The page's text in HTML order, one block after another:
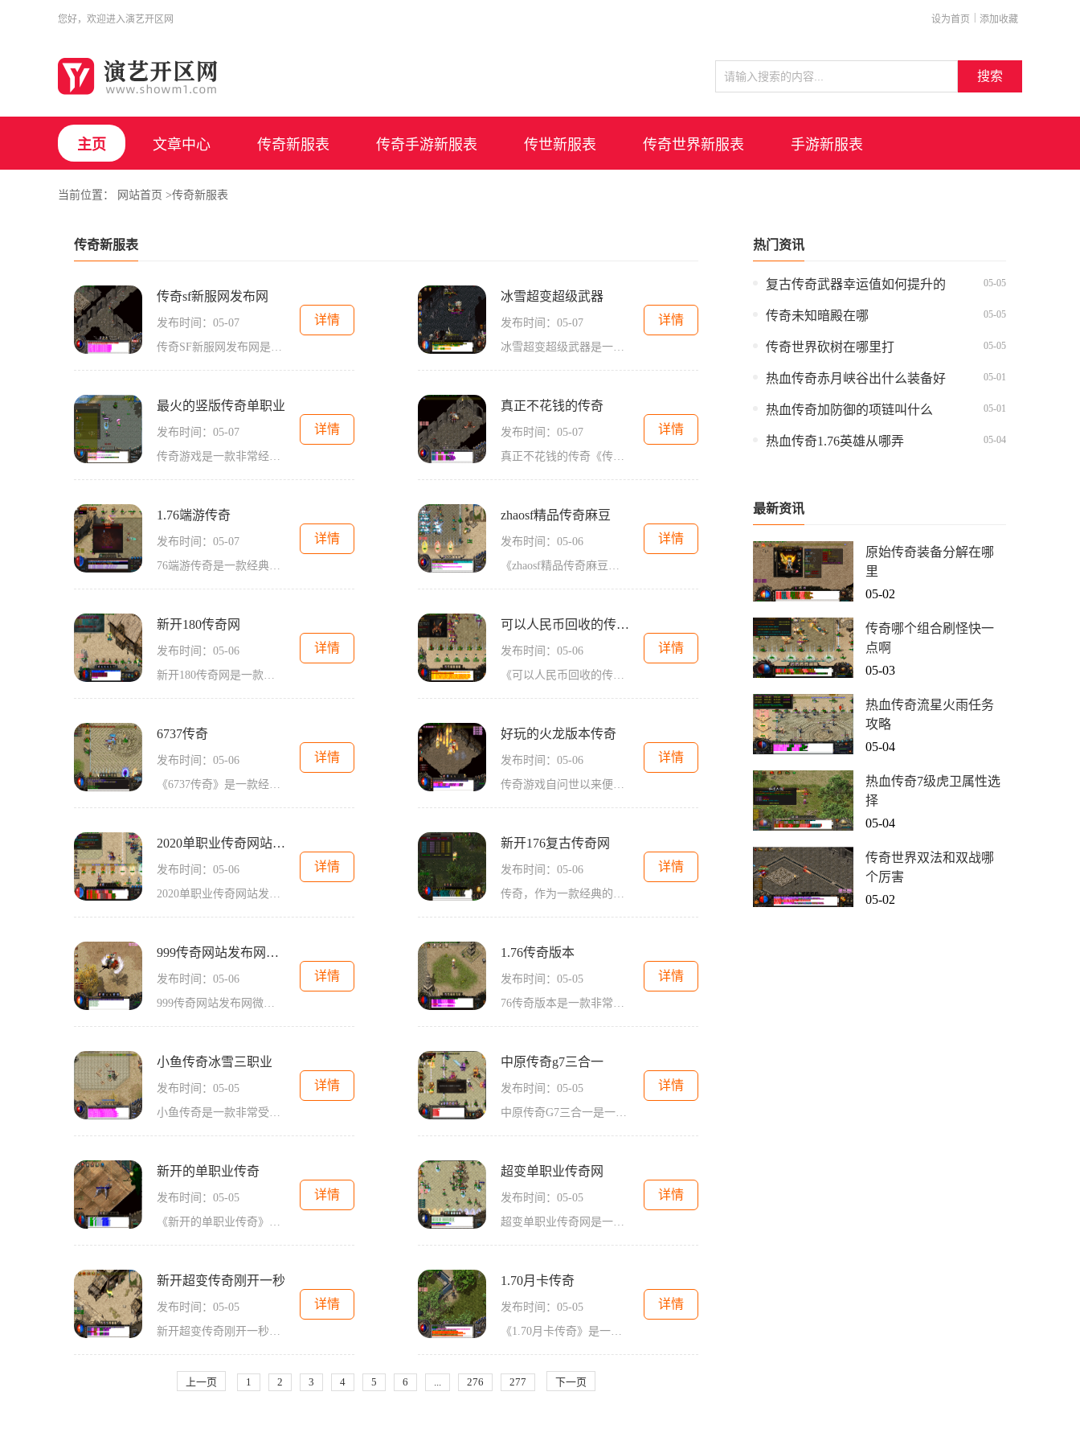
您好，欢迎进入演艺开区网 设为首页 添加收藏
搜索
主页 文章中心 传奇新服表 传奇手游新服表 传世新服表 传奇世界新服表 手游新服表
当前位置： 网站首页 >传奇新服表
传奇新服表
传奇sf新服网发布网
发布时间：05-07
传奇SF新服网发布网是国内知名的游戏新服发布平台，为广大传奇玩家提供了一个最新、最全、最准确的新服信息源。作为传奇玩家们追逐新服的首选平台，传奇SF新服网发布网凭借其专业性、权威性和强大的数据库，成为了众多传奇玩家获取最新游戏资讯的重要渠道。作为一个传奇SF新服网发布网的玩家，我们首先需要了解传奇游戏的具体玩法。传奇是一款以世界争霸为核心的角色扮演游戏，玩家可以选择不同职业进行角色扮演，如战士、法师、道士等。每个职业都有独特的技能和特点，玩家可以根据自己的喜好选择适合自己的职...
详情
冰雪超变超级武器
发布时间：05-07
冰雪超变超级武器是一款传奇游戏中的特殊武器，它扮演着重要的角色。作为一款2D游戏，传奇以其独特的画面风格和丰富的玩法吸引了众多的玩家。它是一款以角色扮演为核心的游戏，玩家可以选择不同的职业，并通过完成任务和战斗来提升角色的等级和能力。在传奇游戏中，最吸引玩家的地方之一就是万人在线的特点。玩家可以与其他玩家互动，组建团队进行战斗，或者进行交易和合作。这种多人在线的互动模式，使得游戏更加有趣和刺激，也增强了玩家之间的社交性。而冰雪超变超级武器就是传奇游戏中的一种特殊武器。它是一种...
详情
最火的竖版传奇单职业
发布时间：05-07
传奇游戏是一款非常经典的2D游戏，以角色扮演为主题，拥有万人在线的玩家互动模式，是许多游戏玩家非常喜爱的一款游戏。在传奇游戏中，玩家们可以体验到激烈的战斗、刺激的冒险以及丰富多样的操作方式，让人欲罢不能。这款游戏也因其精彩的内容和独特的游戏模式而备受玩家们的顶赞。传奇游戏中，玩家们可以选择不同的职业来进行游戏。每个职业都有着独特的技能和特点，玩家们需要根据自己的喜好和游戏需求来选择合适的职业。游戏中有战士、法师和道士三个职业可供选择，每个职业都有着自己明显的优势与特点。战士职...
详情
真正不花钱的传奇
发布时间：05-07
真正不花钱的传奇《传奇》是一款非常受欢迎的网络游戏，它不仅具有精彩的剧情和画面，还能让玩家享受到与其他玩家互动的乐趣。大多数游戏都需要消费一定的金钱才能获得更好的装备和提升实力，这让一些玩家望而却步。但是，这里有一个真正不花钱的传奇游戏，让你可以尽情畅玩而不花费一分钱。这款真正不花钱的传奇游戏是由一群热爱传奇的玩家自发开发的，他们将游戏中的虚拟货币和道具完全取消，让所有玩家不需要购买任何东西。这使得游戏更加公平，每个玩家都有同样的机会获得强力的装备和提升自己的实力。游戏的玩法...
详情
1.76端游传奇
发布时间：05-07
76端游传奇是一款经典的在线角色扮演游戏，该游戏在中国市场非常受欢迎。作为传奇系列的一部分，76端游传奇延续了传奇系列独特的玩法和经典的故事情节。下面将为大家详细介绍76端游传奇的具体玩法。我们来说说76端游传奇的职业选择。在该游戏中，玩家可以选择三种不同的职业进行角色扮演，分别是战士、法师和道士。每个职业都有其独特的技能和特点。战士拥有强大的攻击力和体力，适合近身战斗；法师拥有强大的魔法攻击能力，可以远程攻击敌人；道士则擅长辅助和治疗，可以为队友提供宝贵的支...
详情
zhaosf精品传奇麻豆
发布时间：05-06
《zhaosf精品传奇麻豆》游戏介绍《zhaosf精品传奇麻豆》是一款以传奇题材为背景的多人在线角色扮演游戏。游戏融合了传奇经典玩法，并结合了全新魔幻元素，为玩家呈现了一个奇幻世界。以下是对该游戏具体玩法的介绍。角色创建在《zhaosf精品传奇麻豆》中，玩家可以自由创建自己的角色。首先需要选择一个基本职业，包括战士、法师和道士。每个职业都有不同的特点和技能，玩家可以根据自己的喜好和游戏需求选择适合自己的职业。玩家可以自定义角色的外貌、性格等细节，从而打造出独一无二的个性角...
详情
新开180传奇网
发布时间：05-06
新开180传奇网是一款充满刺激和乐趣的网游，它以中世纪魔幻为背景，给玩家带来了全新的游戏体验。在这个游戏中，玩家可以选择不同的职业，与其他玩家一起组队冒险，挑战强大的怪物和副本，体验无尽的快乐和充实感。新开180传奇网提供了多种职业供玩家选择，包括战士、法师和道士。每个职业都有其独特的技能和特性，玩家可以根据自己的喜好和游戏需求来选择适合自己的职业。战士拥有强大的攻击力和防御力，是近战攻击的专家；法师擅长远程魔法攻击，能够对敌人造成巨大的伤害；道士则是游戏中的辅助角色，可以治...
详情
可以人民币回收的传奇游戏
发布时间：05-06
《可以人民币回收的传奇游戏》随着科技的不断进步，游戏产业也迎来了空前的发展。而在众多游戏中，有一款独树一帜的游戏备受玩家们的喜爱，那就是可以人民币回收的传奇游戏。这款游戏既具备了传奇游戏的经典玩法，又可以通过游戏获取真实货币，为玩家们提供了创新又有趣的体验。这款游戏的玩法非常简单，玩家们通过击败敌人、完成任务、挖掘宝藏等方式获取游戏币。与其他传奇游戏不同的是，这款游戏的游戏币可以进行人民币回收，也就是说，玩家们可以通过游戏获取真实货币。玩家可以扮演不同角色，如战士、法师、盗贼...
详情
6737传奇
发布时间：05-06
《6737传奇》是一款经典的多人在线角色扮演游戏，以其丰富的玩法和精美的游戏画面而备受玩家们的喜爱。本文将为大家详细介绍《6737传奇》的游戏玩法和特色，带领大家进入这个神奇的游戏世界。我们来介绍一下《6737传奇》的游戏背景玩家将扮演一个英勇的战士，为了拯救被邪恶势力侵蚀的世界而踏上了冒险之旅。根据自己的喜好，玩家可以选择成为战士、法师或者道士等不同的职业，每个职业都有独特的技能和特点。游戏中还设有丰富的任务系统，玩家可以完成各种任务来获得经验、金币和装备，提升自己的实...
详情
好玩的火龙版本传奇
发布时间：05-06
传奇游戏自问世以来便深受玩家的喜爱，如今火龙版本传奇更是将这款经典的2D游戏演绎得淋漓尽致。作为一款以角色扮演为主题的游戏，它吸引了无数玩家的参与。今天，我们就来详细介绍一下这个好玩的火龙版本传奇游戏。作为一款万人在线的游戏，火龙版本传奇给每个玩家提供了丰富多样的互动方式。在这个游戏中，玩家可以自由选择自己喜欢的职业，如战士、法师和道士。每个职业都有各自独特的技能和特点，让玩家能够根据自己的喜好和需求进行选择。而，除了可以与其他玩家进行战斗外，还可以加入公会，与其他玩家一起组...
详情
2020单职业传奇网站发布网
发布时间：05-06
2020单职业传奇网站发布网是一款备受热爱游戏的玩家们喜爱的经典游戏，它于2020年正式发布，并迅速在游戏界引起了广泛的关注和热议。该游戏以其独特的玩法和精美的画面，吸引了众多玩家的关注。下面将为大家介绍该款游戏的具体玩法，让我们一起来了解一下这款传奇游戏的魅力。游戏的玩法是非常经典的。游戏中共有三个职业可供玩家选择，包括战士、法师和道士。每个职业都有其独特的技能和特点，玩家可以根据自己的喜好选择适合自己的职业进行游戏。战士职业拥有强大的攻击能力和防御能力，是近战输出的主要职...
详情
新开176复古传奇网
发布时间：05-06
传奇，作为一款经典的2D游戏，自诞生以来便深受广大玩家的喜爱。最近新开的一家传奇网站——176复古传奇网，吸引了众多玩家的关注。这是一款角色扮演类的游戏，拥有万人在线的庞大玩家群体，并且提供了丰富多样的游戏内容和精彩刺激的游戏玩法。在176复古传奇网中，玩家可以选择自己喜欢的职业，展开一段惊心动魄的游戏旅程。游戏中职业种类繁多，包括战士、法师、道士等，在战斗力、技能以及装备需求方面各有特色。玩家可以通过挑战各类怪物、完成任务来提升自己的角色等级，乃至解锁更加强大的技能。在玩家...
详情
999传奇网站发布网微变
发布时间：05-06
999传奇网站发布网微变游戏是一款备受玩家喜爱的经典传奇游戏。该游戏具有丰富的游戏玩法和精彩的游戏剧情，给玩家带来了无尽的游戏乐趣。在999传奇网站发布网微变游戏中，玩家可以选择不同职业的角色进行游戏，包括战士、法师和道士。每个职业都有独特的技能和特点，玩家可以根据自己的喜好选择合适的职业进行游戏。游戏中有多个主线任务和支线任务等待玩家完成。主线任务是游戏的核心内容，通过完成主线任务，玩家可以逐步解开游戏的剧情故事。支线任务则是在主线任务之外的额外任务，完成支线任务可以获得额...
详情
1.76传奇版本
发布时间：05-05
76传奇版本是一款非常经典的2D游戏，它是一款以角色扮演为主题的游戏。相比于其他一些现代化游戏来说，76传奇版本更加注重玩家之间的互动和沟通。传奇这个词在游戏界是非常有名的。传奇游戏一直以来都是大家所推崇的经典。2D游戏的特点就是画面简单、画风唯美，但是却不影响它的受欢迎程度。传奇游戏正是因为这种简单而独特的画面风格，成为了许多玩家心中不可替代的存在。角色扮演是传奇游戏最大的特色之一。你可以扮演不同的角色，并根据角色的特点和能力进行不同的操作和决策。你可以选择成为一个强大的战...
详情
小鱼传奇冰雪三职业
发布时间：05-05
小鱼传奇是一款非常受欢迎的手机游戏，它构建了一个独特的冰雪世界，玩家可以选择不同的职业进入这个奇幻的冒险之旅。在小鱼传奇冰雪三职业中，玩家可以选择战士、法师和道士这三种职业，每个职业都有自己独特的技能和特点，给玩家带来不同的游戏体验。首先是战士职业，他们是冰雪世界中最勇敢和最强大的战士，拥有高爆发和高坦度的优势。战士的主要技能包括普通攻击、近战技能和强化技能。他们可以使用各种武器和装备，将敌人击败。在战斗中，战士还可以使用技能进行伤害输出和控制，并且拥有强大的防御能力，能够有...
详情
中原传奇g7三合一
发布时间：05-05
中原传奇G7三合一是一款经典的2D角色扮演游戏，是传奇游戏系列的最新力作。这款游戏具有万人在线的特点，玩家可以与其他玩家进行互动，共同创造属于自己的传奇故事。在中原传奇G7三合一中，玩家可以选择不同的角色扮演形象，包括战士、法师、道士三个职业，每个职业都有不同的技能和特点。玩家可以根据自己的偏好选择适合自己的角色扮演，展现自己的实力和智慧。游戏中最吸引人的地方之一是主城。主城是玩家们聚集的地方，玩家可以在主城中与其他玩家交流和互动。在主城中，玩家还可以找到各种任务和活动，完成...
详情
新开的单职业传奇
发布时间：05-05
《新开的单职业传奇》是一款备受期待的网络游戏。作为传奇系列的最新力作，它的推出无疑是让广大玩家们再度感受到了那令人难以忘怀的游戏乐趣。作为一款单职业的游戏，它以独特的游戏玩法、丰富的游戏内容和刺激的战斗经验而备受玩家们的喜爱。从游戏的角色选择开始，玩家们可以在战士、法师和道士三个职业之间进行选择。战士拥有强大的物理攻击力，是近战输出的不二之选；法师擅长远程法术攻击，对敌人造成巨大的伤害；道士则以辅助为主，拥有丰富的治疗和召唤技能。每个职业都有着独特的技能和特点，玩家们可以根据...
详情
超变单职业传奇网
发布时间：05-05
超变单职业传奇网是一款备受广大玩家喜爱的网络游戏，它以其独特的玩法和丰富的内容吸引了无数玩家的关注和喜爱。以下是对超变单职业传奇网游戏的具体玩法介绍。超变单职业传奇网提供了多种职业选择，包括战士、法师、道士以及刺客等。每个职业都有着不同的技能和特点，并且也可以通过不断的升级来获得更加强大的能力和技能。玩家可以根据自己的喜好选择合适的职业，并根据自身的发展情况来进行升级和培养。每个职业都有着不同的玩法和特点，玩家可以体验到不同的职业带来的乐趣和挑战。超变单职业传奇网拥有一个庞大...
详情
新开超变传奇刚开一秒
发布时间：05-05
新开超变传奇刚开一秒《新开超变传奇刚开一秒》作为一款新开传奇游戏，自问世以来就受到了广大玩家的热爱与追捧。游戏在传承经典玩法的基础上，引入了一些新颖的玩法和元素，极大地提高了游戏的可玩性和趣味性。下面，就让我们一起来详细了解一下这款新开传奇游戏的玩法吧。我们来谈一谈游戏的职业系统。《新开超变传奇刚开一秒》共有战士、法师和道士三种职业供玩家选择。战士职业以高血量和高物理攻击为特点，适合近战输出；法师职业则以高法术攻击和范围控制技能为特色，适合远程输出；道士职业则是以治疗和辅助为...
详情
1.70月卡传奇
发布时间：05-05
《1.70月卡传奇》是一款经典的2D游戏，以角色扮演为基础，玩法丰富多样。该游戏采用万人在线模式，玩家可以与其他玩家互动，共同营造一个热闹的游戏世界。在《1.70月卡传奇》中，玩家可以选择不同的职业组合进行游戏。每个职业都有各自的特点和优势，玩家可以根据自己的喜好和游戏需求选择适合自己的职业。无论是战士、法师还是道士，每个职业都可以通过不断的升级和提升技能来变得更加强大。练级攻略是《1.70月卡传奇》中非常重要的一环。玩家可以通过击败怪物来获得经验值，从而提升自己的等级。有很...
详情
上一页 1 2 3 4 5 6 ... 276 277 下一页
热门资讯
复古传奇武器幸运值如何提升的 05-05
传奇未知暗殿在哪 05-05
传奇世界砍树在哪里打 05-05
热血传奇赤月峡谷出什么装备好 05-01
热血传奇加防御的项链叫什么 05-01
热血传奇1.76英雄从哪弄 05-04
最新资讯
原始传奇装备分解在哪
里
05-02
传奇哪个组合刷怪快一
点啊
05-03
热血传奇流星火雨任务
攻略
05-04
热血传奇7级虎卫属性选
择
05-04
传奇世界双法和双战哪
个厉害
05-02